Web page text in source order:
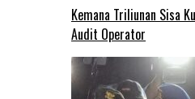
Kemana Triliunan Sisa
Audit Operator